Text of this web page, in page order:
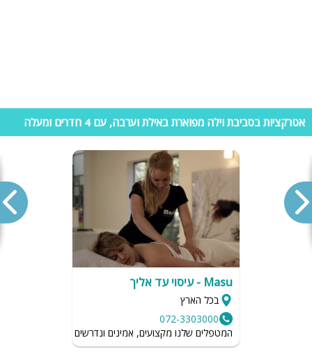
אטרקציות בסביבת וילה מפוארת באילת וערבה, עם 4 חדרים ומעלה
Masu - עיסוי עד אליך
בכל הארץ
072-3303000
המטפלים שלנו מקצועים, אמינים ונדרשים לשמור על רמת